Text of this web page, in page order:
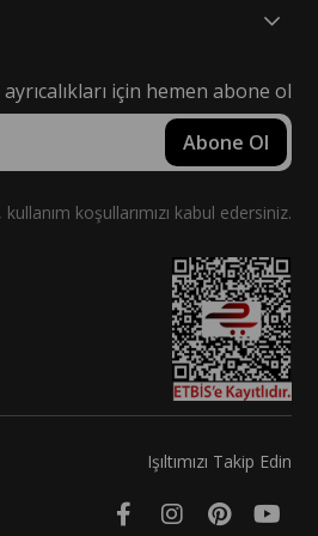
için hemen abone ol
Abone Ol
koşullarımızı kabul edersiniz.
Işıltımızı Takip Edin